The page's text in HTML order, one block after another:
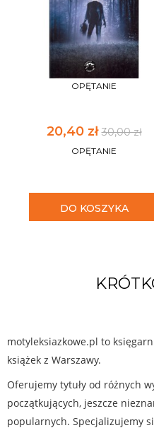
OPĘTANIE
20,40 zł30,00 zł
OPĘTANIE
DO KOSZYKA
motyleksiazkowe.pl to
książek z Warszawy.
Oferujemy tytuły od różnych
początkujących, jeszcze
popularnych. Specjalizujemy